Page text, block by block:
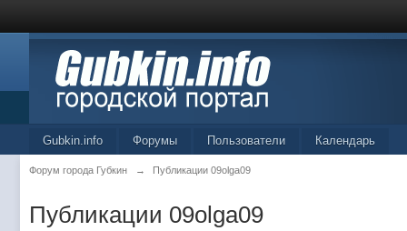
Gubkin.info Форумы Пользователи Календарь
Форум города Губкин → Публикации 09olga09
Публикации 09olga09